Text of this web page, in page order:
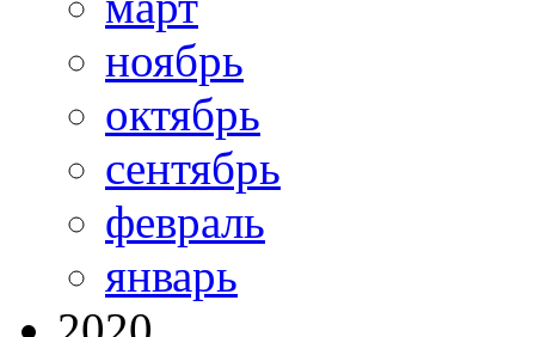
ноябрь
октябрь
сентябрь
февраль
январь